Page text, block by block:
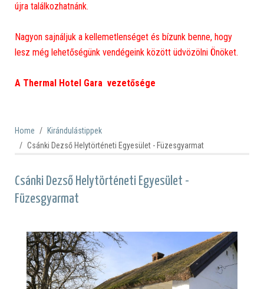
újra találkozhatnánk.
Nagyon sajnáljuk a kellemetlenséget és bízunk benne, hogy
lesz még lehetőségünk vendégeink között üdvözölni Önöket.
A Thermal Hotel Gara vezetősége
Home
Kirándulástippek
Csánki Dezső Helytörténeti Egyesület - Füzesgyarmat
Csánki Dezső Helytörténeti Egyesület -
Füzesgyarmat